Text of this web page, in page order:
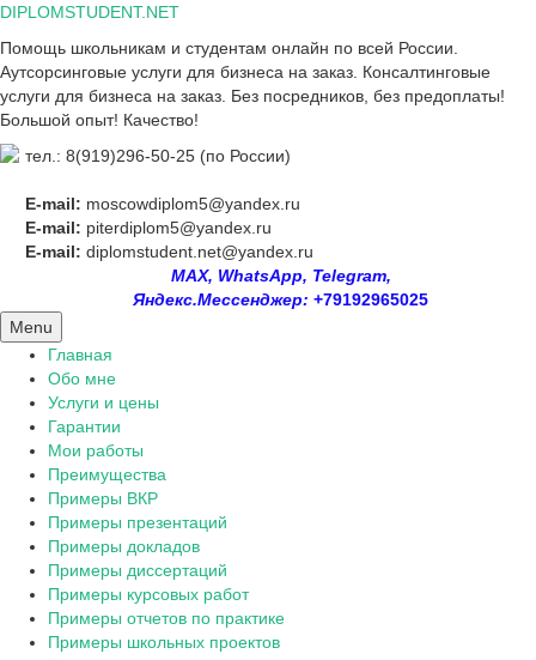
Skip
content
DIPLOMSTUDENT.NET
Помощь школьникам и студентам онлайн по всей России.
Аутсорсинговые услуги для бизнеса на заказ. Консалтинговые
услуги для бизнеса на заказ. Без посредников, без предоплаты!
Большой опыт! Качество!
тел.: 8(919)296-50-25 (по России)
E-mail: moscowdiplom5@yandex.ru
E-mail: piterdiplom5@yandex.ru
E-mail: diplomstudent.net@yandex.ru
MAX, WhatsApp, Telegram,
Яндекс.Мессенджер: +79192965025
Menu
Главная
Обо мне
Услуги и цены
Гарантии
Мои работы
Преимущества
Примеры ВКР
Примеры презентаций
Примеры докладов
Примеры диссертаций
Примеры курсовых работ
Примеры отчетов по практике
Примеры школьных проектов